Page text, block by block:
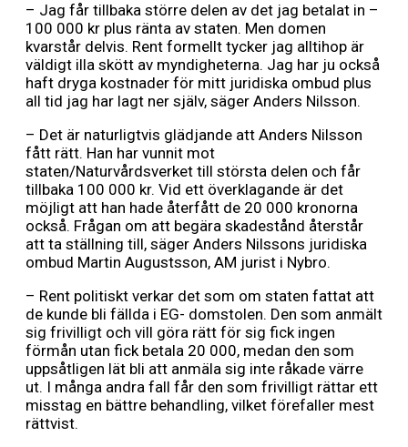
– Jag får tillbaka större delen av det jag betalat in –
100 000 kr plus ränta av staten. Men domen
kvarstår delvis. Rent formellt tycker jag alltihop är
väldigt illa skött av myndigheterna. Jag har ju också
haft dryga kostnader för mitt juridiska ombud plus
all tid jag har lagt ner själv, säger Anders Nilsson.
– Det är naturligtvis glädjande att Anders Nilsson
fått rätt. Han har vunnit mot
staten/Naturvårdsverket till största delen och får
tillbaka 100 000 kr. Vid ett överklagande är det
möjligt att han hade återfått de 20 000 kronorna
också. Frågan om att begära skadestånd återstår
att ta ställning till, säger Anders Nilssons juridiska
ombud Martin Augustsson, AM jurist i Nybro.
– Rent politiskt verkar det som om staten fattat att
de kunde bli fällda i EG- domstolen. Den som anmält
sig frivilligt och vill göra rätt för sig fick ingen
förmån utan fick betala 20 000, medan den som
uppsåtligen lät bli att anmäla sig inte råkade värre
ut. I många andra fall får den som frivilligt rättar ett
misstag en bättre behandling, vilket förefaller mest
rättvist.